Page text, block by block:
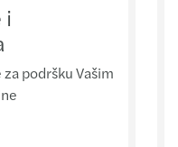
i
podršku Vašim